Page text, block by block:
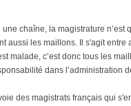
chaîne, la magistrature n’est
aussi les maillons. Il s'agit
malade, c’est donc tous les
dans l’administration
des magistrats français qui